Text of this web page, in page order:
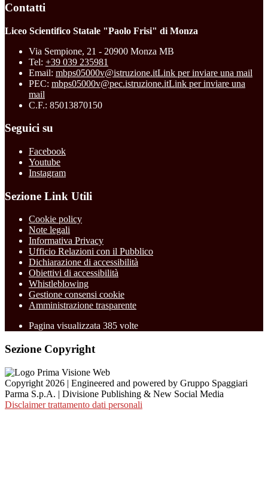
Contatti
Liceo Scientifico Statale "Paolo Frisi" di Monza
Via Sempione, 21 - 20900 Monza MB
Tel: +39 039 235981
Email: mbps05000v@istruzione.itLink per inviare una mail
PEC: mbps05000v@pec.istruzione.itLink per inviare una
mail
C.F.: 85013870150
Seguici su
Facebook
Youtube
Instagram
Sezione Link Utili
Cookie policy
Note legali
Informativa Privacy
Ufficio Relazioni con il Pubblico
Dichiarazione di accessibilità
Obiettivi di accessibilità
Whistleblowing
Gestione consensi cookie
Amministrazione trasparente
Pagina visualizzata 385 volte
Sezione Copyright
Copyright 2026 | Engineered and powered by Gruppo Spaggiari
Parma S.p.A. | Divisione Publishing & New Social Media
Disclaimer trattamento dati personali